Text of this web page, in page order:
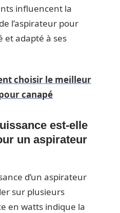
influencent la
l’aspirateur pour
et adapté à ses
choisir le meilleur
canapé
est-elle
un aspirateur
d’un aspirateur
sur plusieurs
en watts indique la